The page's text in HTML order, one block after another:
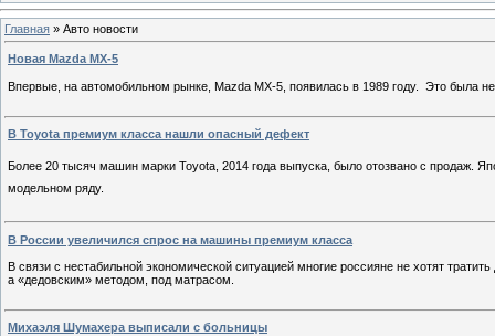
Главная » Авто новости
Новая Mazda MX-5
Впервые, на автомобильном рынке, Mazda MX-5, появилась в 1989 году. Это была
В Toyota премиум класса нашли опасный дефект
Более 20 тысяч машин марки Toyota, 2014 года выпуска, было отозвано с продаж.
модельном ряду.
В России увеличился спрос на машины премиум класса
В связи с нестабильной экономической ситуацией многие россияне не хотят
а «дедовским» методом, под матрасом.
Михаэля Шумахера выписали с больницы